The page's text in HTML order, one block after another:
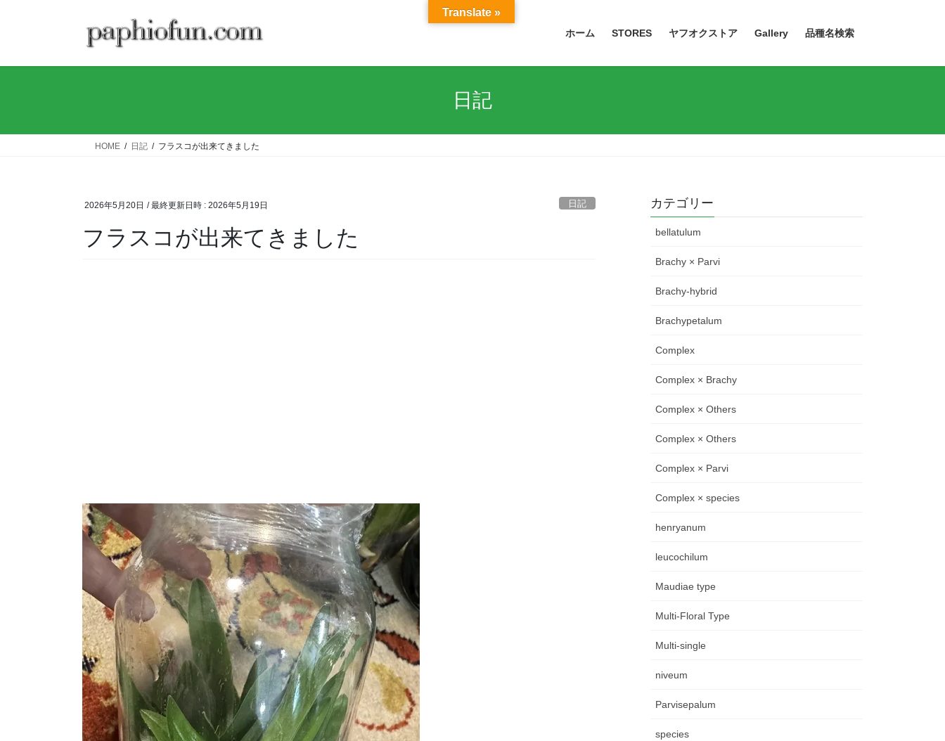
ホーム STORES ヤフオクストア Gallery 品種名検索
日記
HOME 日記 フラスコが出来てきました
2026年5月20日 / 最終更新日時 : 2026年5月19日 日記
フラスコが出来てきました
カテゴリー
bellatulum
Brachy × Parvi
Brachy-hybrid
Brachypetalum
Complex
Complex × Brachy
Complex × Others
Complex × Others
Complex × Parvi
Complex × species
henryanum
leucochilum
Maudiae type
Multi-Floral Type
Multi-single
niveum
Parvisepalum
species
Translate »